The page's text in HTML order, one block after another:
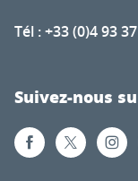
Tél : +33 (0)4 93
Suivez-nous